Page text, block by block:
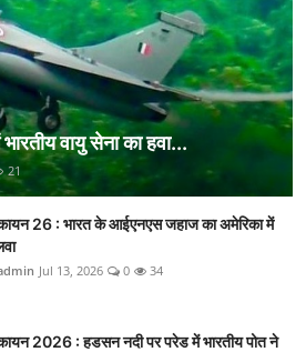
वायु सेना का हवा...
21
26 : भारत के आईएनएस जहाज का अमेरिका में
Jul 13, 2026 0 34
2026 : हडसन नदी पर परेड में भारतीय पोत ने